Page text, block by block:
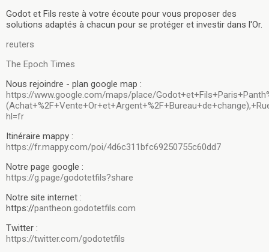
Godot et Fils reste à votre écoute pour vous proposer des
solutions adaptés à chacun pour se protéger et investir dans l'Or.
reuters
The Epoch Times
Nous rejoindre - plan google map :
https://www.google.com/maps/place/
hl=fr
Itinéraire mappy :
https://fr.mappy.com/poi/4d6c311bfc69250755c60dd7
Notre page google :
https://g.page/godotetfils?share
Notre site internet :
https://pantheon.godotetfils.com
Twitter :
https://twitter.com/godotetfils